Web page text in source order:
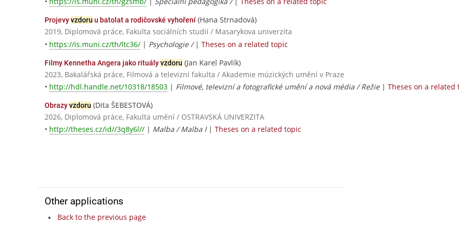
Projevyvzdoru u batolat a rodičovské vyhoření (Hana Strnadová)
2019, Diplomová práce, Fakulta sociálních studií / Masarykova univerzita
• https://is.muni.cz/th/ltc36/ | Psychologie / | Theses on a related topic
Filmy Kennetha Angera jako rituályvzdoru (Jan Karel Pavlík)
2023, Bakalářská práce, Filmová a televizní fakulta / Akademie múzických umění v Praze
• http://hdl.handle.net/10318/18503 | Filmové, televizní a fotografické umění a nová média / Režie| Theses on a related
Obrazyvzdoru (Dita ŠEBESTOVÁ)
2026, Diplomová práce, Fakulta umění / OSTRAVSKÁ UNIVERZITA
• http://theses.cz/id//3q8y6l// | Malba / Malba I| Theses on a related topic
Other applications
Back to the previous page